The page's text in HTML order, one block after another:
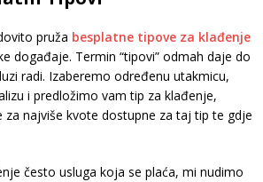
pruža besplatne tipove za klađenje
događaje. Termin “tipovi” odmah daje do
radi. Izaberemo određenu utakmicu,
i predložimo vam tip za klađenje,
za najviše kvote dostupne za taj tip te gdje
često usluga koja se plaća, mi nudimo